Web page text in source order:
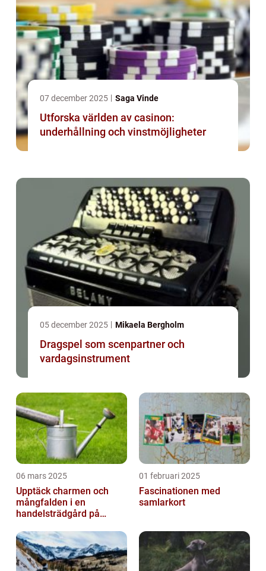
07 december 2025 Saga Vinde
Utforska världen av casinon:
underhållning och vinstmöjligheter
05 december 2025 Mikaela Bergholm
Dragspel som scenpartner och
vardagsinstrument
06 mars 2025
Upptäck charmen och
mångfalden i en
handelsträdgård på
01 februari 2025
Fascinationen med
samlarkort